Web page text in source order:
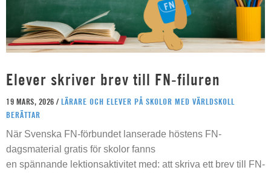
Elever skriver brev till FN-filuren
19 MARS, 2026 / LÄRARE OCH ELEVER PÅ SKOLOR MED VÄRLDSKOLL
BERÄTTAR
När Svenska FN-förbundet lanserade höstens FN-
dagsmaterial gratis för skolor fanns
en spännande lektionsaktivitet med: att skriva ett brev till FN-